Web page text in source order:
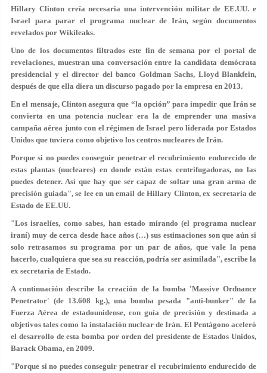
Hillary Clinton creía necesaria una intervención militar de EE.UU. e
Israel para parar el programa nuclear de Irán, según documentos
revelados por Wikileaks.
Uno de los documentos filtrados este fin de semana por el portal de
revelaciones, muestran una conversación entre la candidata demócrata
presidencial y el director del banco Goldman Sachs, Lloyd Blankfein,
después de que ella diera un discurso pagado por la empresa en 2013.
En el mensaje, Clinton asegura que “la opción” para impedir que Irán se
convierta en una potencia nuclear era la de emprenderuna masiva
campaña aérea junto con el régimen de Israel pero liderada por Estados
Unidos que tuviera como objetivo los centros nucleares de Irán.
Porque si no puedes conseguir penetrar el recubrimiento endurecido de
estas plantas (nucleares) en donde están estas centrifugadoras, no las
puedes detener. Así que hay que ser capaz de soltar una gran arma de
precisión guiada", se lee en un email de Hillary Clinton, ex secretaria de
Estado de EE.UU.
"Los israelíes, como sabes, han estado mirando (el programa nuclear
iraní) muy de cerca desde hace años (…) sus estimaciones son que aún si
solo retrasamos su programa por un par de años, que vale la pena
hacerlo, cualquiera que sea su reacción, podría ser asimilada", escribe la
ex secretaria de Estado.
A continuación describe la creación de la bomba 'Massive Ordnance
Penetrator' (de 13.608 kg.), una bomba pesada "anti-bunker" de la
Fuerza Aérea de estadounidense, con guía de precisión y destinada a
objetivos tales como la instalación nuclear de Irán. El Pentágono aceleró
el desarrollo de esta bomba por orden del presidente de Estados Unidos,
Barack Obama, en 2009.
"Porque si no puedes conseguir penetrar el recubrimiento endurecido de